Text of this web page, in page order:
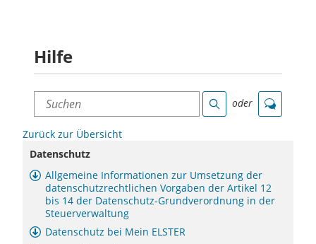
Hilfe
Suchen
Sucheoder Chat
Zurück zur Übersicht
Datenschutz
Allgemeine Informationen zur Umsetzung der
datenschutzrechtlichen Vorgaben der Artikel 12
bis 14 der Datenschutz-Grundverordnung in der
Steuerverwaltung
Datenschutz bei Mein ELSTER